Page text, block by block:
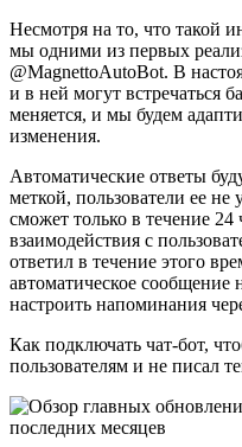
Несмотря на то, что такой
мы одними из первых
@MagnettoAutoBot. В
и в ней могут встречаться
меняется, и мы будем
изменения.
Автоматические ответы
меткой, пользователи ее не
сможет только в течение
взаимодействия с
ответил в течение этого
автоматическое
настроить напоминания
Как подключать чат-бот,
пользователям и не писал